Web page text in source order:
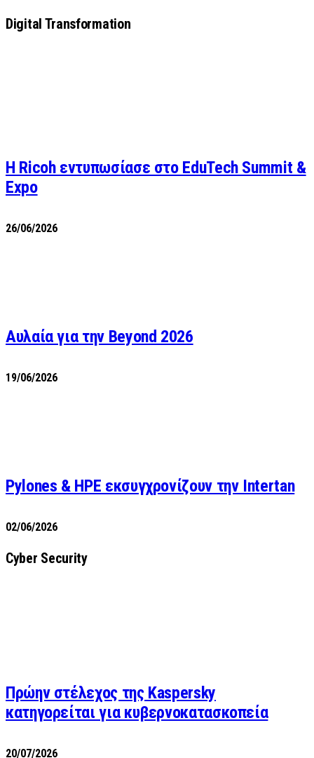
Digital Transformation
Η Ricoh εντυπωσίασε στο EduTech Summit &
Expo
26/06/2026
Αυλαία για την Beyond 2026
19/06/2026
Pylones & HPE εκσυγχρονίζουν την Intertan
02/06/2026
Cyber Security
Πρώην στέλεχος της Kaspersky
κατηγορείται για κυβερνοκατασκοπεία
20/07/2026